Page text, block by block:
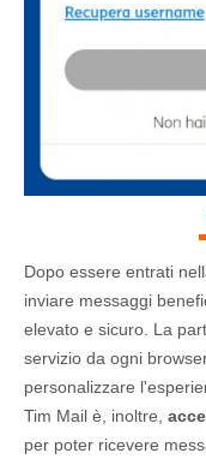
Dopo essere entrati
inviare messaggi
elevato e sicuro. La
servizio da ogni
personalizzare
Tim Mail è, inoltre,
per poter ricevere